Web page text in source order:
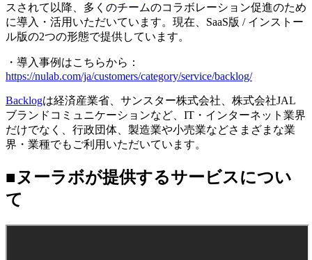
スされて以降、多くのチームのコラボレーション促進のため
に導入・活用いただいています。現在、SaaS版 / インストー
ル版の2つの形態で提供しています。
・導入事例はこちらから：
https://nulab.com/ja/customers/category/service/backlog/
Backlogは経済産業省、サンスター株式会社、株式会社JAL
ブランドコミュニケーションなど、IT・インターネット業界
だけでなく、行政団体、製造業や小売業などさまざまな業
界・業種でもご利用いただいています。
■ヌーラボが提供するサービスについ
て